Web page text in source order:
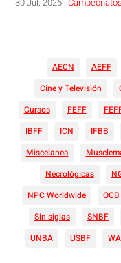
AECN AEFF
Cine y Televisión
Cursos
FEFF
IBFF
ICN IFBB
Miscelanea
Necrológicas
NPC Worldwide
OCB
Sin siglas
SNBF
UNBA
USBF